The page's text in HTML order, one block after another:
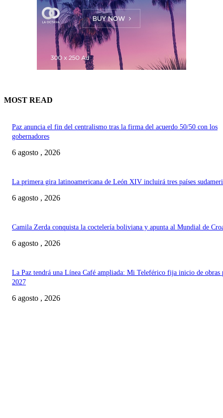
MOST READ
Paz anuncia el fin del centralismo tras la firma del acuerdo 50/50 con los
gobernadores
6 agosto , 2026
La primera gira latinoamericana de León XIV incluirá tres países
6 agosto , 2026
Camila Zerda conquista la coctelería boliviana y apunta al Mundial de
6 agosto , 2026
La Paz tendrá una Línea Café ampliada: Mi Teleférico fija inicio de obras
2027
6 agosto , 2026